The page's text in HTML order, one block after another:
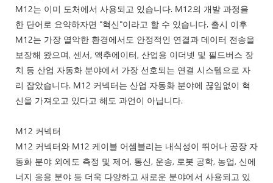
M12는 이미 도처에서 사용되고 있습니다. M12의 개발 과정을
한 단어로 요약하자면 "혁신"이라고 할 수 있습니다. 출시 이후
M12는 가장 열악한 환경에서도 안정적인 연결과 데이터 전송을
보장해 왔으며, 센서, 액추에이터, 산업용 이더넷 및 필드버스 장
치 등 산업 자동화 분야에서 가장 선호되는 연결 시스템으로 자
리 잡았습니다. M12 커넥터는 산업 자동화 분야에 끊임없이 혁
신을 가져오고 있다고 해도 과언이 아닙니다.
M12 커넥터
M12 커넥터와 M12 케이블 어셈블리는 내식성이 뛰어나 공장 자
동화 분야 외에도 측정 및 제어, 통신, 운송, 로봇 공학, 농업, 신에
너지 응용 분야 등 더욱 다양하고 새로운 분야에서 사용되고 있